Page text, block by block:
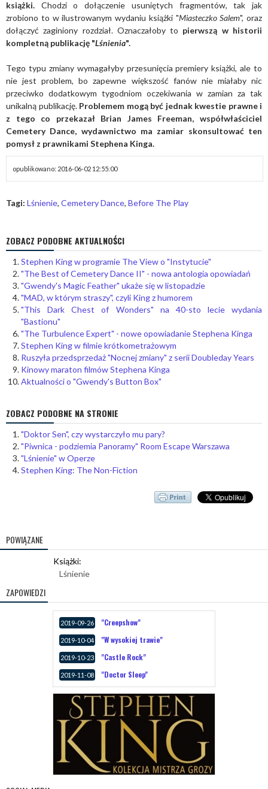
książki. Chodzi o dołączenie usuniętych fragmentów, tak jak
zrobiono to w ilustrowanym wydaniu książki "Miasteczko Salem", oraz
dołączyć zaginiony rozdział. Oznaczałoby to pierwszą w historii
kompletną publikację "Lśnienia".
Tego typu zmiany wymagałyby przesunięcia premiery książki, ale to
nie jest problem, bo zapewne większość fanów nie miałaby nic
przeciwko dodatkowym tygodniom oczekiwania w zamian za tak
unikalną publikację. Problemem mogą być jednak kwestie prawne i
z tego co przekazał Brian James Freeman, współwłaściciel
Cemetery Dance, wydawnictwo ma zamiar skonsultować ten
pomysł z prawnikami Stephena Kinga.
opublikowano: 2016-06-02 12:55:00
Tagi: Lśnienie, Cemetery Dance, Before The Play
ZOBACZ PODOBNE AKTUALNOŚCI
Stephen King w programie The View o "Instytucie"
"The Best of Cemetery Dance II" - nowa antologia opowiadań
"Gwendy's Magic Feather" ukaże się w listopadzie
"MAD, w którym straszy", czyli King z humorem
"This Dark Chest of Wonders" na 40-sto lecie wydania
"Bastionu"
"The Turbulence Expert" - nowe opowiadanie Stephena Kinga
Stephen King w filmie krótkometrażowym
Ruszyła przedsprzedaż "Nocnej zmiany" z serii Doubleday Years
Kinowy maraton filmów Stephena Kinga
Aktualności o "Gwendy's Button Box"
ZOBACZ PODOBNE NA STRONIE
"Doktor Sen", czy wystarczyło mu pary?
"Piwnica - podziemia Panoramy" Room Escape Warszawa
"Lśnienie" w Operze
Stephen King: The Non-Fiction
POWIĄZANE
Książki:
Lśnienie
ZAPOWIEDZI
2019-09-26 "Creepshow"
2019-10-04 "W wysokiej trawie"
2019-10-23 "Castle Rock"
2019-11-08 "Doctor Sleep"